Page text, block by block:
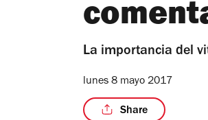
La importancia del
lunes 8 mayo 2017
Share